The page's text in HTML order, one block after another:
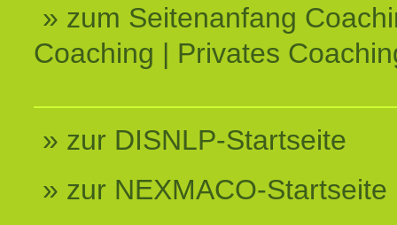
» zum Seitenanfang
Coaching | Privates
» zur DISNLP-Startseite
» zur NEXMACO-Startseite